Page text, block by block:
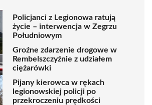
Policjanci z Legionowa ratują
życie – interwencja w Zegrzu
Południowym
Groźne zdarzenie drogowe w
Rembelszczyźnie z udziałem
ciężarówki
Pijany kierowca w rękach
legionowskiej policji po
przekroczeniu prędkości